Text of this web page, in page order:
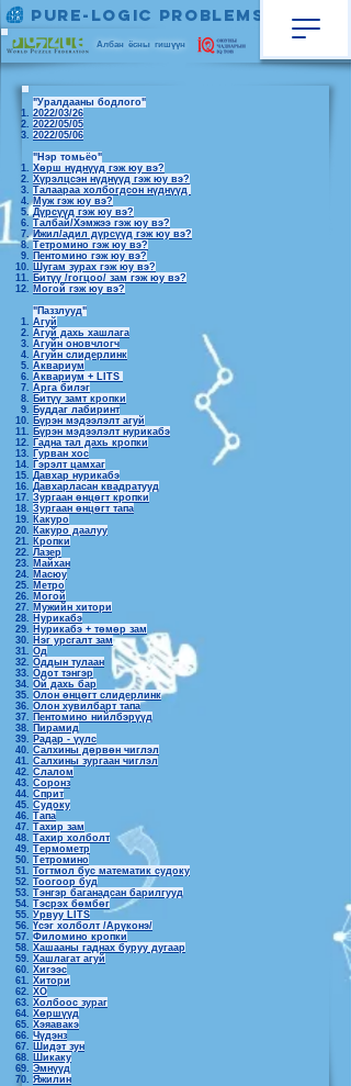
Албан ёсны гишүүн
Pure-Logic Problems
"Уралдааны бодлого"
2022/03/26
2022/05/05
2022/05/06
"Нэр томьёо"
Хөрш нүднүүд гэж юу вэ?
Хүрэлцсэн нүднүүд гэж юу вэ?
Талаараа холбогдсон нүднүүд
Муж гэж юу вэ?
Дүрсүүд гэж юу вэ?
Талбай/Хэмжээ гэж юу вэ?
Ижил/адил дүрсүүд гэж юу вэ?
Тетромино гэж юу вэ?
Пентомино гэж юу вэ?
Шугам зурах гэж юу вэ?
Битүү /гогцоо/ зам гэж юу вэ?
Могой гэж юу вэ?
"Паззлууд"
Агуй
Агуй дахь хашлага
Агуйн оновчлогч
Агуйн слидерлинк
Аквариум
Аквариум + LITS
Арга билэг
Битүү замт кропки
Буддаг лабиринт
Бүрэн мэдээлэлт агуй
Бүрэн мэдээлэлт нурикабэ
Гадна тал дахь кропки
Гурван хос
Гэрэлт цамхаг
Давхар нурикабэ
Давхарласан квадратууд
Зургаан өнцөгт кропки
Зургаан өнцөгт тапа
Какуро
Какуро даалуу
Кропки
Лазер
Майхан
Масюу
Метро
Могой
Мужийн хитори
Нурикабэ
Нурикабэ + төмөр зам
Нэг урсгалт зам
Од
Оддын тулаан
Одот тэнгэр
Ой дахь бар
Олон өнцөгт слидерлинк
Олон хувилбарт тапа
Пентомино нийлбэрүүд
Пирамид
Радар - үүлс
Салхины дөрвөн чиглэл
Салхины зургаан чиглэл
Слалом
Соронз
Сприт
Судоку
Тапа
Тахир зам
Тахир холболт
Термометр
Тетромино
Тогтмол бус математик судоку
Тоогоор буд
Тэнгэр баганадсан барилгууд
Тэсрэх бөмбөг
Урвуу LITS
Үсэг холболт /Арүконэ/
Филомино кропки
Хашааны гаднах буруу дугаар
Хашлагат агуй
Хигээс
Хитори
ХО
Холбоос зураг
Хөршүүд
Хэяавакэ
Чүдэнз
Шидэт зун
Шикаку
Эмнүүд
Яжилин